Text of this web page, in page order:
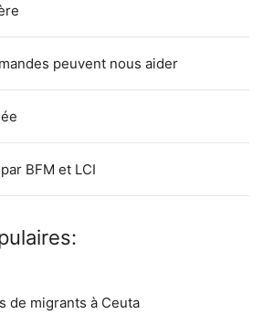
peuvent nous aider
BFM et LCI
de migrants à Ceuta